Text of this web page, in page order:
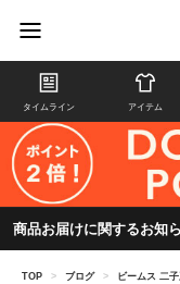
タイムライン アイテム
商品お届けに関するお知
TOP > ブログ > ビームス 二